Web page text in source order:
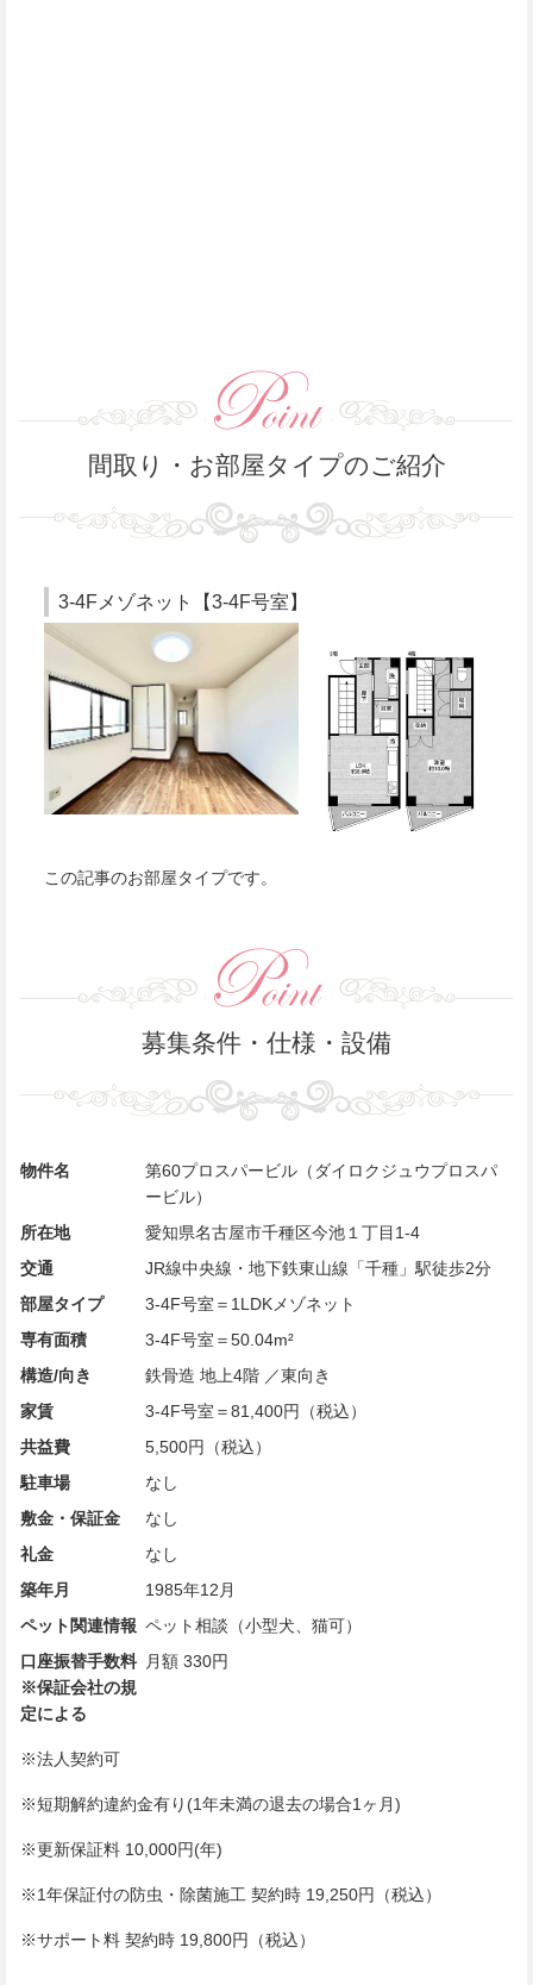
間取り・お部屋タイプのご紹介
3-4Fメゾネット【3-4F号室】
この記事のお部屋タイプです。
募集条件・仕様・設備
物件名
第60プロスパービル（ダイロクジュウプロスパ
ービル）
所在地
愛知県名古屋市千種区今池１丁目1-4
交通
JR線中央線・地下鉄東山線「千種」駅徒歩2分
部屋タイプ
3-4F号室＝1LDKメゾネット
専有面積
3-4F号室＝50.04m²
構造/向き
鉄骨造 地上4階 ／東向き
家賃
3-4F号室＝81,400円（税込）
共益費
5,500円（税込）
駐車場
なし
敷金・保証金
なし
礼金
なし
築年月
1985年12月
ペット関連情報 ペット相談（小型犬、猫可）
口座振替手数料
※保証会社の規
定による
月額 330円
※法人契約可
※短期解約違約金有り(1年未満の退去の場合1ヶ月)
※更新保証料 10,000円(年)
※1年保証付の防虫・除菌施工 契約時 19,250円（税込）
※サポート料 契約時 19,800円（税込）